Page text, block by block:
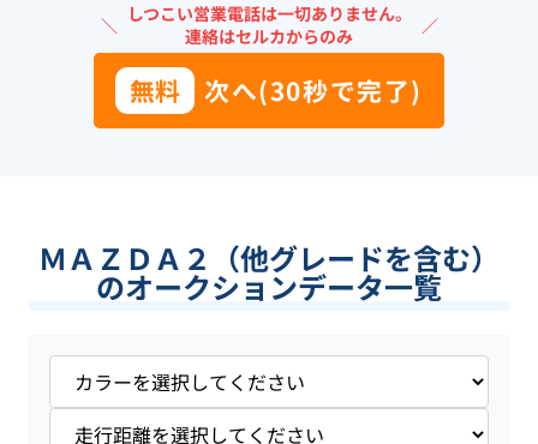
＼ しつこい営業電話は一切ありません。
連絡はセルカからのみ
／
無料 次へ(30秒で完了)
ＭＡＺＤＡ２（他グレードを含む）
のオークションデータ一覧